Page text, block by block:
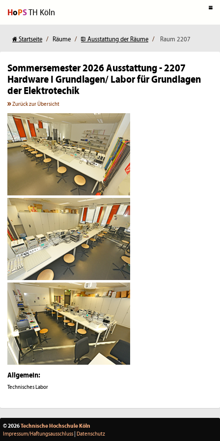
HoPSTH Köln
Startseite Räume Ausstattung der Räume Raum 2207
Sommersemester 2026Ausstattung - 2207
Hardware I Grundlagen/ Labor für Grundlagen
der Elektrotechik
Zurück zur Übersicht
Allgemein:
Technisches Labor
Impressum/Haftungsausschluss Datenschutz
© 2026Technische Hochschule Köln